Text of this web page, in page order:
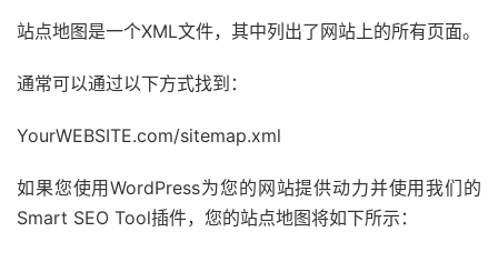
站点地图是一个XML文件，其中列出了网站上的所有页面。
通常可以通过以下方式找到：
YourWEBSITE.com/sitemap.xml
如果您使用WordPress为您的网站提供动力并使用我们的
Smart SEO Tool插件，您的站点地图将如下所示：